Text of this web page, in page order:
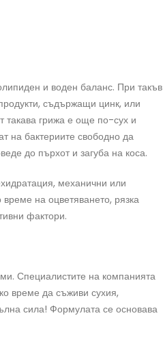
и воден баланс. При такъв
съдържащи цинк, или
такава грижа е още по-сух и
на бактериите свободно да
до пърхот и загуба на коса.
механични или
на оцветяването, рязка
фактори.
Специалистите на компанията
време да съживи сухия,
сила! Формулата се основава